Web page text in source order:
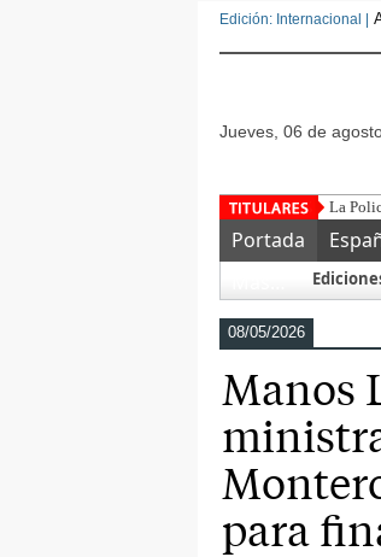
Edición: Internacional |
jueves, 06 de
La
Portada
08/05/2026
Manos
para